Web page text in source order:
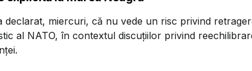
declarat, miercuri, că nu vede un risc privind
al NATO, în contextul discuțiilor privind